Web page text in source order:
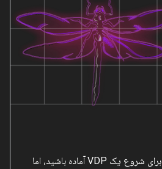
شما می توانید از نظر فنی برای شروع یک VDP آماده باشید، اما